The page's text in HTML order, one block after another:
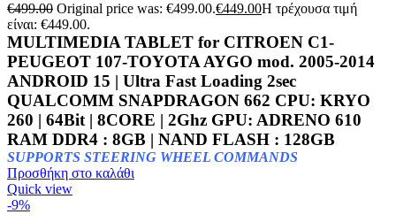
€499.00 Original price was: €499.00.€449.00Η τρέχουσα τιμή
είναι: €449.00.
MULTIMEDIA TABLET for CITROEN C1-
PEUGEOT 107-TOYOTA AYGO mod. 2005-2014
ANDROID 15 | Ultra Fast Loading 2sec
QUALCOMM SNAPDRAGON 662 CPU: KRYO
260 | 64Bit | 8CORE | 2Ghz GPU: ADRENO 610
RAM DDR4 : 8GB | NAND FLASH : 128GB
SUPPORTS STEERING WHEEL COMMANDS
Προσθήκη στο καλάθι
Quick view
-9%